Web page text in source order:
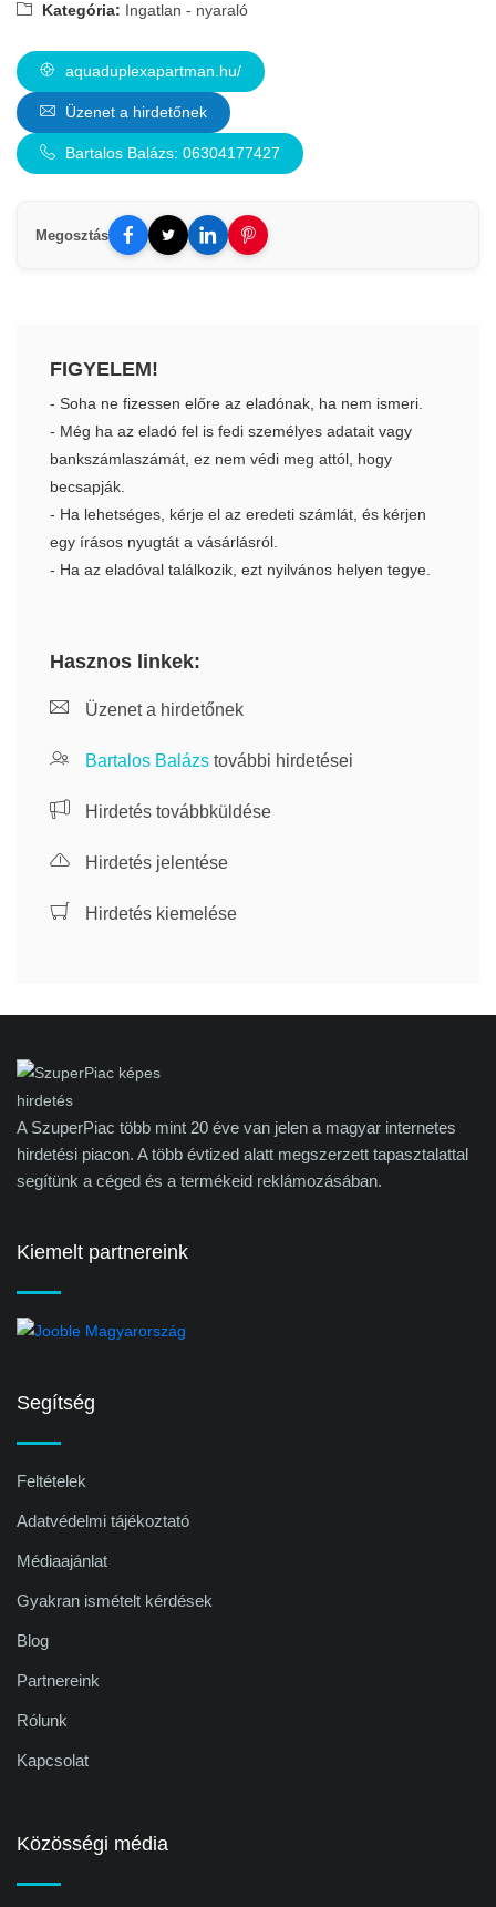
Kategória: Ingatlan - nyaraló
aquaduplexapartman.hu/
Üzenet a hirdetőnek
Bartalos Balázs: 06304177427
Megosztás
FIGYELEM!
- Soha ne fizessen előre az eladónak, ha nem ismeri.
- Még ha az eladó fel is fedi személyes adatait vagy
bankszámlaszámát, ez nem védi meg attól, hogy
becsapják.
- Ha lehetséges, kérje el az eredeti számlát, és kérjen
egy írásos nyugtát a vásárlásról.
- Ha az eladóval találkozik, ezt nyilvános helyen tegye.
Hasznos linkek:
Üzenet a hirdetőnek
Bartalos Balázs további hirdetései
Hirdetés továbbküldése
Hirdetés jelentése
Hirdetés kiemelése
A SzuperPiac több mint 20 éve van jelen a magyar internetes
hirdetési piacon. A több évtized alatt megszerzett tapasztalattal
segítünk a céged és a termékeid reklámozásában.
Kiemelt partnereink
Segítség
Feltételek
Adatvédelmi tájékoztató
Médiaajánlat
Gyakran ismételt kérdések
Blog
Partnereink
Rólunk
Kapcsolat
Közösségi média